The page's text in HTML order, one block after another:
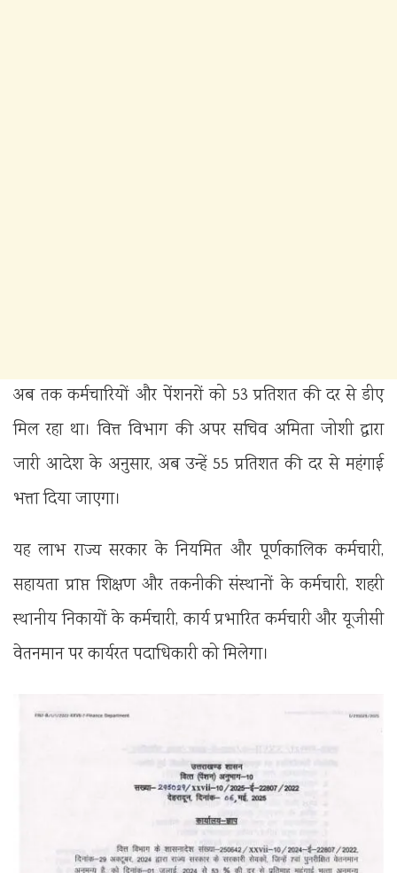
अब तक कर्मचारियों और पेंशनरों को 53 प्रतिशत की दर से डीए
मिल रहा था। वित्त विभाग की अपर सचिव अमिता जोशी द्वारा
जारी आदेश के अनुसार, अब उन्हें 55 प्रतिशत की दर से महंगाई
भत्ता दिया जाएगा।
यह लाभ राज्य सरकार के नियमित और पूर्णकालिक कर्मचारी,
सहायता प्राप्त शिक्षण और तकनीकी संस्थानों के कर्मचारी, शहरी
स्थानीय निकायों के कर्मचारी, कार्य प्रभारित कर्मचारी और यूजीसी
वेतनमान पर कार्यरत पदाधिकारी को मिलेगा।